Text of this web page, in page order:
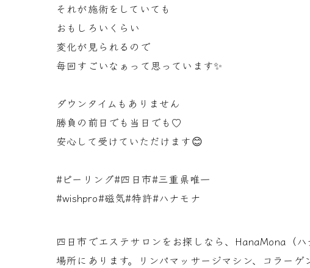
それが施術をしていても
おもしろいくらい
変化が見られるので
毎回すごいなぁって思っています✨
ダウンタイムもありません
勝負の前日でも当日でも♡
安心して受けていただけます😊
#ピーリング#四日市#三重県唯一
#wishpro#磁気#特許#ハナモナ
四日市でエステサロンをお探しなら、HanaMona（
場所にあります。リンパマッサージマシン、コラー